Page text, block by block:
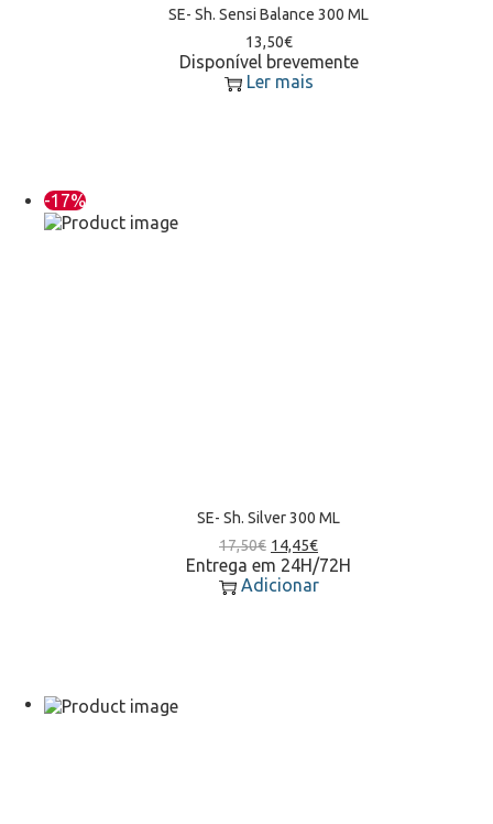
SE- Sh. Sensi Balance 300 ML
13,50€
Disponível brevemente
Ler mais
-17%
SE- Sh. Silver 300 ML
17,50€ 14,45€
Entrega em 24H/72H
Adicionar